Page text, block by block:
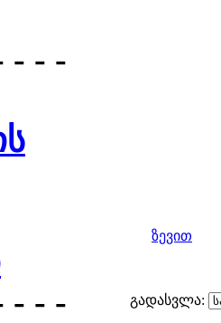
- - -
- - -
ზევით
გადასვლა: